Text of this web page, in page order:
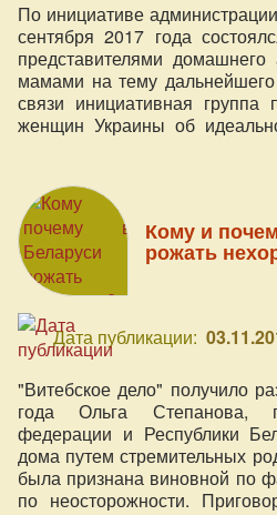
По инициативе
сентября 2017 года
представителями
мамами на тему дальнейшего
связи инициативная группа
женщин Украины об
Кому и
рожать
Дата публикации:
"Витебское дело" получило
года Ольга Степанова,
федерации и Республики
дома путем стремительных
была признана виновной по
по неосторожности.